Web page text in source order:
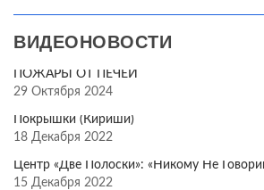
ВИДЕОНОВОСТИ
ПОЖАРЫ ОТ ПЕЧЕЙ
29 Октября 2024
Покрышки (Кириши)
18 Декабря 2022
Центр «Две Полоски»: «Никому Не
15 Декабря 2022